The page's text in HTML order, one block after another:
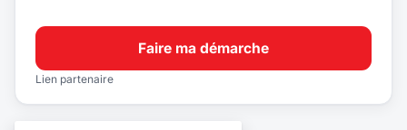
Faire ma démarche
Lien partenaire